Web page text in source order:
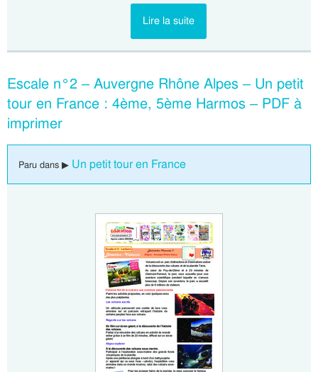
Lire la suite
Escale n°2 – Auvergne Rhône Alpes – Un petit
tour en France : 4ème, 5ème Harmos – PDF à
imprimer
Paru dans ▶ Un petit tour en France